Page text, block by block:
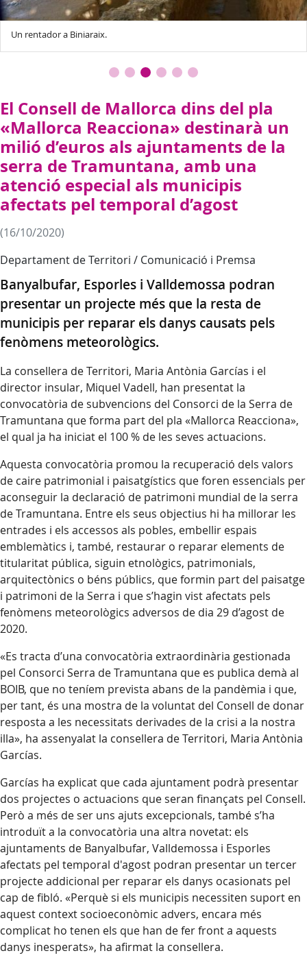
Un rentador a Biniaraix.
El Consell de Mallorca dins del pla
«Mallorca Reacciona» destinarà un
milió d’euros als ajuntaments de la
serra de Tramuntana, amb una
atenció especial als municipis
afectats pel temporal d’agost
(16/10/2020)
Departament de Territori / Comunicació i Premsa
Banyalbufar, Esporles i Valldemossa podran
presentar un projecte més que la resta de
municipis per reparar els danys causats pels
fenòmens meteorològics.
La consellera de Territori, Maria Antònia Garcías i el
director insular, Miquel Vadell, han presentat la
convocatòria de subvencions del Consorci de la Serra de
Tramuntana que forma part del pla «Mallorca Reacciona»,
el qual ja ha iniciat el 100 % de les seves actuacions.
Aquesta convocatòria promou la recuperació dels valors
de caire patrimonial i paisatgístics que foren essencials per
aconseguir la declaració de patrimoni mundial de la serra
de Tramuntana. Entre els seus objectius hi ha millorar les
entrades i els accessos als pobles, embellir espais
emblemàtics i, també, restaurar o reparar elements de
titularitat pública, siguin etnològics, patrimonials,
arquitectònics o béns públics, que formin part del paisatge
i patrimoni de la Serra i que s’hagin vist afectats pels
fenòmens meteorològics adversos de dia 29 d’agost de
2020.
«Es tracta d’una convocatòria extraordinària gestionada
pel Consorci Serra de Tramuntana que es publica demà al
BOIB, que no teníem prevista abans de la pandèmia i que,
per tant, és una mostra de la voluntat del Consell de donar
resposta a les necessitats derivades de la crisi a la nostra
illa», ha assenyalat la consellera de Territori, Maria Antònia
Garcías.
Garcías ha explicat que cada ajuntament podrà presentar
dos projectes o actuacions que seran finançats pel Consell.
Però a més de ser uns ajuts excepcionals, també s’ha
introduït a la convocatòria una altra novetat: els
ajuntaments de Banyalbufar, Valldemossa i Esporles
afectats pel temporal d'agost podran presentar un tercer
projecte addicional per reparar els danys ocasionats pel
cap de fibló. «Perquè si els municipis necessiten suport en
aquest context socioeconòmic advers, encara més
complicat ho tenen els que han de fer front a aquests
danys inesperats», ha afirmat la consellera.